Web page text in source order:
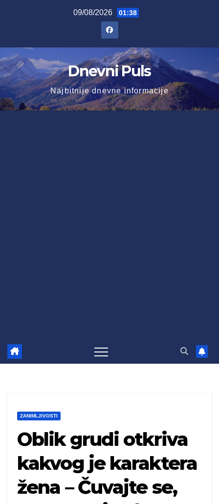
09/08/2026 01:38
Dnevni Puls
Najbitnije dnevne informacije
ZANIMLJIVOSTI
Oblik grudi otkriva
kakvog je karaktera
žena – Čuvajte se,